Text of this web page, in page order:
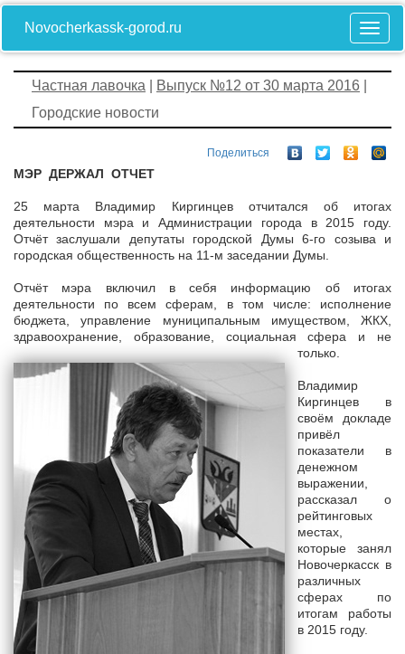
Novocherkassk-gorod.ru
Частная лавочка Выпуск №12 от 30 марта 2016
Городские новости
Поделиться
МЭР ДЕРЖАЛ ОТЧЕТ
25 марта Владимир Киргинцев отчитался об итогах
деятельности мэра и Администрации города в 2015 году.
Отчёт заслушали депутаты городской Думы 6-го созыва и
городская общественность на 11-м заседании Думы.
Отчёт мэра включил в себя информацию об итогах
деятельности по всем сферам, в том числе: исполнение
бюджета, управление муниципальным имуществом, ЖКХ,
здравоохранение, образование, социальная сфера и не
только.
Владимир
Киргинцев в
своём докладе
привёл
показатели в
денежном
выражении,
рассказал о
рейтинговых
местах,
которые занял
Новочеркасск в
различных
сферах по
итогам работы
в 2015 году.